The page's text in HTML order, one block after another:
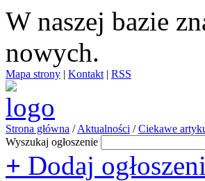
W naszej bazie
nowych.
Mapa strony | Kontakt | RSS
Strona główna / Aktualności / Ciekawe
Wyszukaj ogłoszenie
+ Dodaj